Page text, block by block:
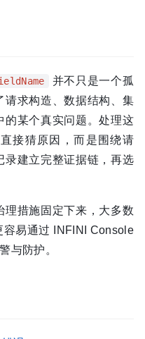
并不只是一个孤
请求构造、数据结构、集
的某个真实问题。处理这
接猜原因，而是围绕请
录建立完整证据链，再选
理措施固定下来，大多数
易通过 INFINI Console
与防护。